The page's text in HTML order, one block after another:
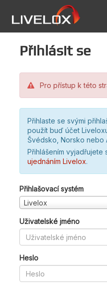
Přihlásit se
Pro přístup k této
Přihlaste se svými
použít buď účet
Švédsko, Norsko nebo
Přihlášením vyjadřujete
ujednáním Livelox.
Přihlašovací systém
Livelox
Uživatelské jméno
Heslo